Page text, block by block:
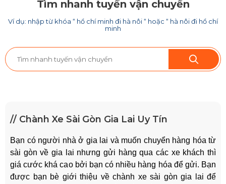
Tìm nhanh tuyến vận chuyển
Ví dụ: nhập từ khóa “ hồ chí minh đi hà nôi “ hoặc “ hà nôi đi hồ chí
minh
// Chành Xe Sài Gòn Gia Lai Uy Tín
Bạn có người nhà ở gia lai và muốn chuyển hàng hóa từ
sài gòn về gia lai nhưng gửi hàng qua các xe khách thì
giá cước khá cao bởi bạn có nhiều hàng hóa để gửi. Bạn
được bạn bè giới thiệu về chành xe sài gòn gia lai để